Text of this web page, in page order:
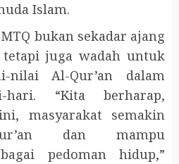
Islam.
bukan sekadar ajang
juga wadah untuk
nilai Al-Qur’an dalam
hari. “Kita berharap,
masyarakat semakin
dan mampu
pedoman hidup,”